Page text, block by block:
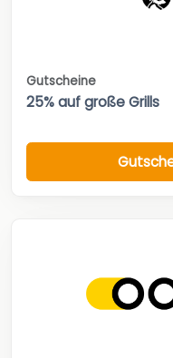
Gutscheine
25% auf große Grills